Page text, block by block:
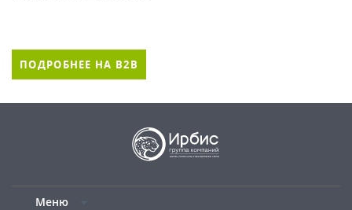
ПОДРОБНЕЕ НА B2B
Меню